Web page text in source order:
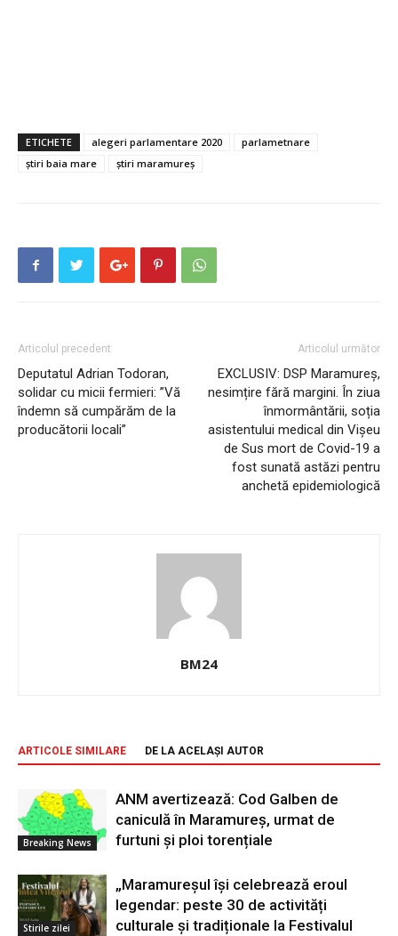
ETICHETE alegeri parlamentare 2020
parlametnare
știri baia mare
știri maramureș
Articolul precedent
Deputatul Adrian Todoran,
solidar cu micii fermieri: ”Vă
îndemn să cumpărăm de la
producătorii locali”
Articolul următor
EXCLUSIV: DSP Maramureș,
nesimțire fără margini. În ziua
înmormântării, soția
asistentului medical din Vișeu
de Sus mort de Covid-19 a
fost sunată astăzi pentru
anchetă epidemiologică
BM24
ARTICOLE SIMILARE DE LA ACELAȘI AUTOR
Breaking News
ANM avertizează: Cod Galben de
caniculă în Maramureș, urmat de
furtuni și ploi torențiale
Stirile zilei
„Maramureșul își celebrează eroul
legendar: peste 30 de activități
culturale și tradiționale la Festivalul